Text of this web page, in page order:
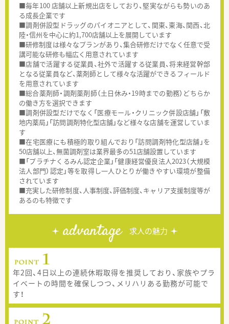
■毎年100 店舗以上新規出店をしており、堅実ながらも勢いのあ
る成長企業です
■調剤併設型ドラッグのパイオニアとして、関東、東海、関西、北
陸・信州を中心に約1,700店舗以上を展開しています
■研修制度は様々なプランがあり、集合研修だけでなく任意で受
講可能な研修も幅広く用意されています
■店舗で活躍する従業員、社外で活躍する従業員、将来経営幹部
となる従業員など、薬剤師として様々な活躍ができるフィールド
を用意されています
■総合薬剤師・調剤薬剤師（土日休み・19時までの勤務）どちらか
の働き方を選択できます
■調剤併設型だけでなく「医療モール・クリニック併設店舗」「敷
地内薬局」「訪問調剤特化型店舗」など様々な店舗を運営していま
す
■在宅医療にも積極的取り組んでおり「訪問調剤特化型店舗」を
50店舗以上、無菌調剤室は業界最多の51店舗設置しています
■「プラチナくるみん認定企業」「健康経営優良法人2023（大規模
法人部門）認定」等を取得し一人ひとりが働きやすい環境が整備
されています
■充実した研修制度、人事制度、評価制度、キャリア支援制度等が
あるのも特徴です
advantage 求人の魅力
年2回、4日以上の連続休暇取得を推奨しており、家族やプラ
イベートの時間を確保しつつ、メリハリある勤務が可能で
す！